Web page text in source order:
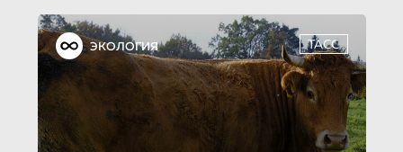
ЭКОЛОГИЯ ТАСС